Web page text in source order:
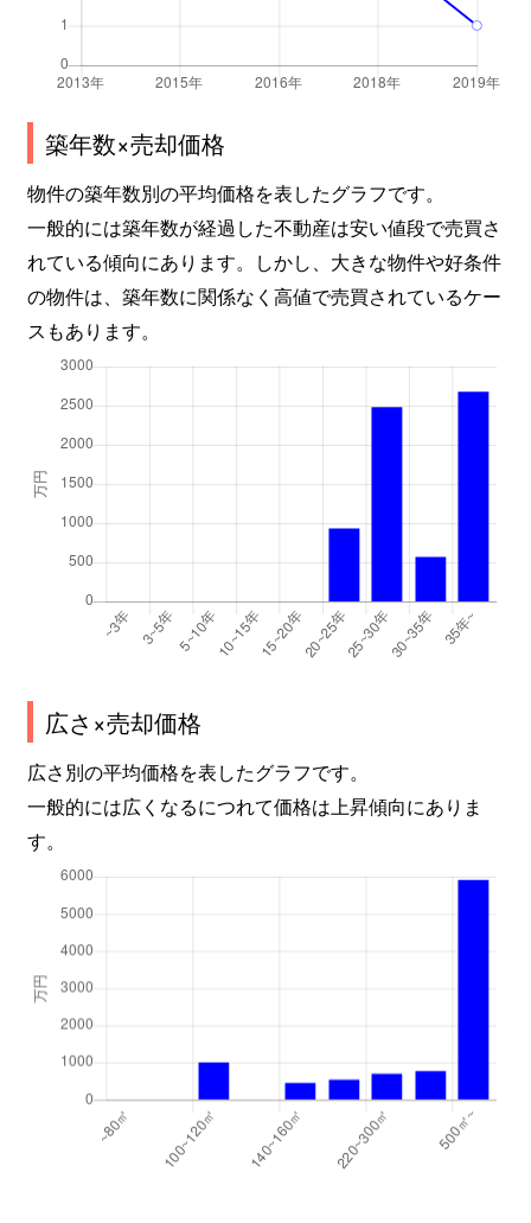
築年数×売却価格
物件の築年数別の平均価格を表したグラフです。
一般的には築年数が経過した不動産は安い値段で売買さ
れている傾向にあります。しかし、大きな物件や好条件
の物件は、築年数に関係なく高値で売買されているケー
スもあります。
広さ×売却価格
広さ別の平均価格を表したグラフです。
一般的には広くなるにつれて価格は上昇傾向にありま
す。